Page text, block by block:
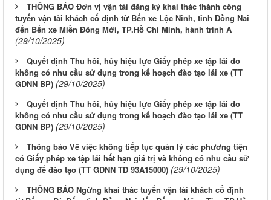
THÔNG BÁO Đơn vị vận tải đăng ký khai thác thành công
tuyến vận tải khách cố định từ Bến xe Lộc Ninh, tỉnh Đồng Nai
đến Bến xe Miền Đông Mới, TP.Hồ Chí Minh, hành trình A
(29/10/2025)
Quyết định Thu hồi, hủy hiệu lực Giấy phép xe tập lái do
không có nhu cầu sử dụng trong kế hoạch đào tạo lái xe (TT
GDNN BP) (29/10/2025)
Quyết định Thu hồi, hủy hiệu lực Giấy phép xe tập lái do
không có nhu cầu sử dụng trong kế hoạch đào tạo lái xe (TT
GDNN BP) (29/10/2025)
Thông báo Về việc không tiếp tục quản lý các phương tiện
có Giấy phép xe tập lái hết hạn giá trị và không có nhu cầu sử
dụng để đào tạo (TT GDNN TD 93A15000) (29/10/2025)
THÔNG BÁO Ngừng khai thác tuyến vận tải khách cố định